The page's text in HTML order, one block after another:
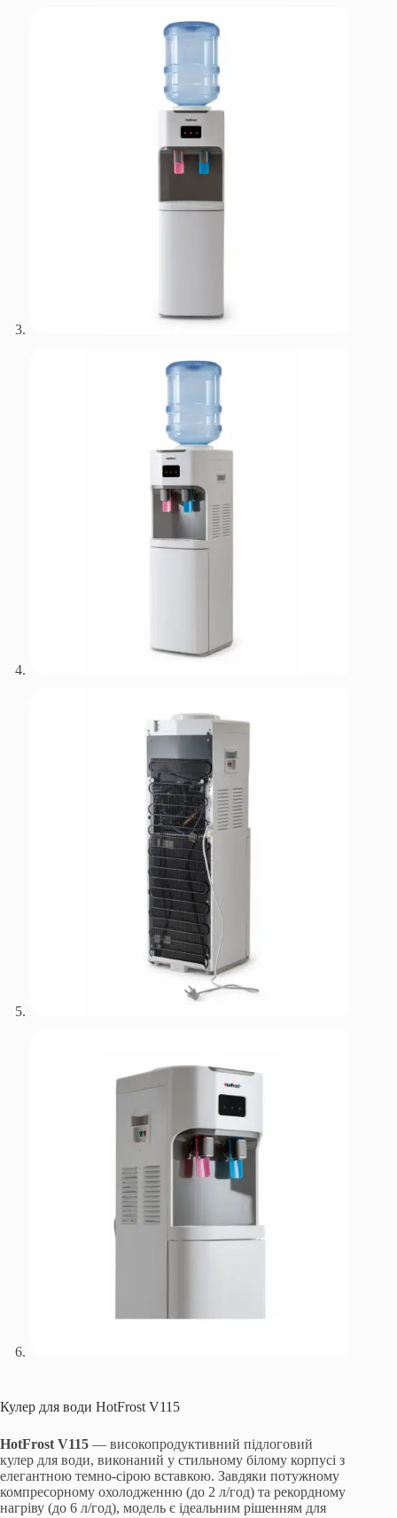
Кулер для води HotFrost V115
HotFrost V115 — високопродуктивний підлоговий
кулер для води, виконаний у стильному білому корпусі з
елегантною темно-сірою вставкою. Завдяки потужному
компресорному охолодженню (до 2 л/год) та рекордному
нагріву (до 6 л/год), модель є ідеальним рішенням для